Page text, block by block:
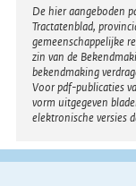
Disclaimer
De hier aangeboden
Tractatenblad,
gemeenschappelijke
zin van de
bekendmaking
Voor pdf-publicaties
vorm uitgegeven
elektronische versies